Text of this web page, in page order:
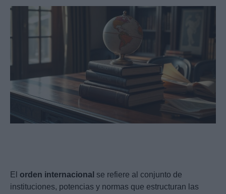
El orden internacional se refiere al conjunto de
instituciones, potencias y normas que estructuran las